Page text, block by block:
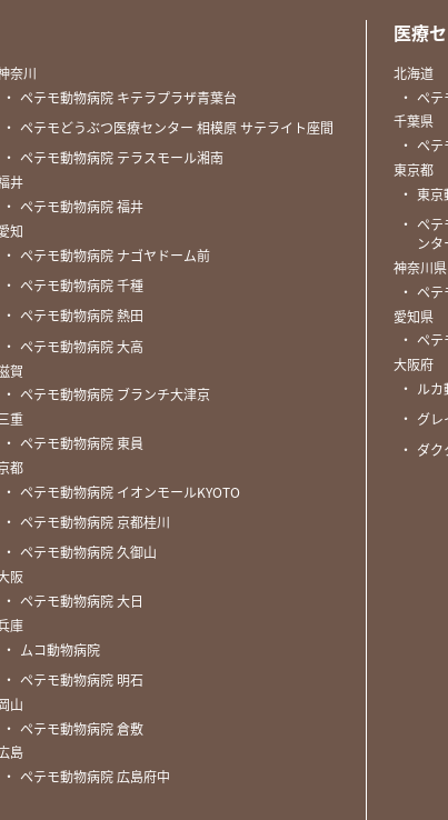
奈川
・ ペテモ動物病院 キテラプラザ青葉台
・ ペテモどうぶつ医療センター 相模原 サテライト座間
・ ペテモ動物病院 テラスモール湘南
井
・ ペテモ動物病院 福井
知
・ ペテモ動物病院 ナゴヤドーム前
・ ペテモ動物病院 千種
・ ペテモ動物病院 熱田
・ ペテモ動物病院 大高
賀
・ ペテモ動物病院 ブランチ大津京
重
・ ペテモ動物病院 東員
都
・ ペテモ動物病院 イオンモールKYOTO
・ ペテモ動物病院 京都桂川
・ ペテモ動物病院 久御山
阪
・ ペテモ動物病院 大日
庫
・ ムコ動物病院
・ ペテモ動物病院 明石
山
・ ペテモ動物病院 倉敷
島
・ ペテモ動物病院 広島府中
医療
北海道
・ ペテ
千葉県
・ ペテ
東京都
・ 東京
・ ペテ
ンタ
神奈川県
・ ペテ
愛知県
・ ペテ
大阪府
・ ルカ
・ グレ
・ ダク